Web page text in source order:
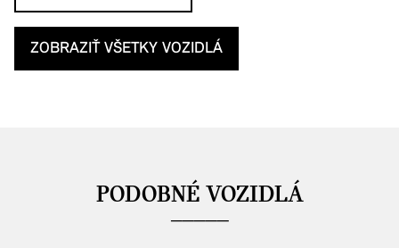
ZOBRAZIŤ VŠETKY VOZIDLÁ
PODOBNÉ VOZIDLÁ